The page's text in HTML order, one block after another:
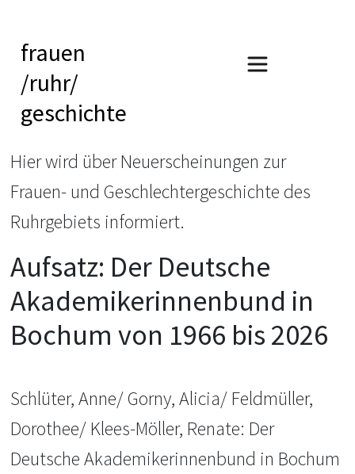
frauen
/ruhr/
geschichte
Hier wird über Neuerscheinungen zur
Frauen- und Geschlechtergeschichte des
Ruhrgebiets informiert.
Aufsatz: Der Deutsche
Akademikerinnenbund in
Bochum von 1966 bis 2026
Schlüter, Anne/ Gorny, Alicia/ Feldmüller,
Dorothee/ Klees-Möller, Renate: Der
Deutsche Akademikerinnenbund in Bochum